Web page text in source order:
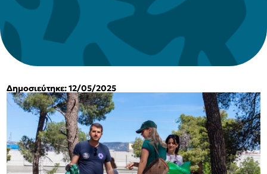
Δημοσιεύτηκε: 12/05/2025